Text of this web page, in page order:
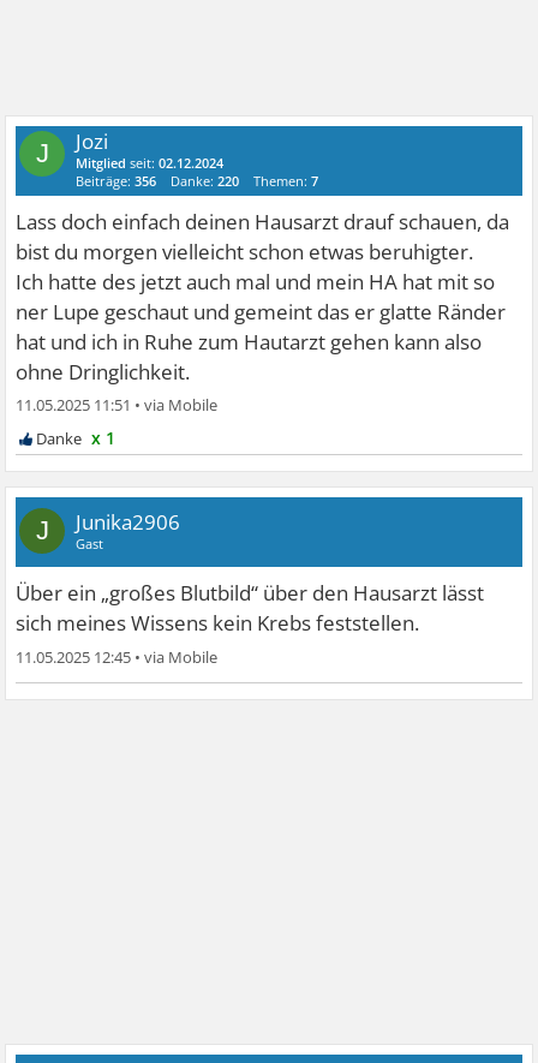
J Jozi
Mitglied seit:02.12.2024
Beiträge:356 Danke:220 Themen:7
Lass doch einfach deinen Hausarzt drauf schauen, da
bist du morgen vielleicht schon etwas beruhigter.
Ich hatte des jetzt auch mal und mein HA hat mit so
ner Lupe geschaut und gemeint das er glatte Ränder
hat und ich in Ruhe zum Hautarzt gehen kann also
ohne Dringlichkeit.
11.05.2025 11:51 •
x 1
J Junika2906
Gast
Über ein „großes Blutbild“ über den Hausarzt lässt
sich meines Wissens kein Krebs feststellen.
11.05.2025 12:45 •